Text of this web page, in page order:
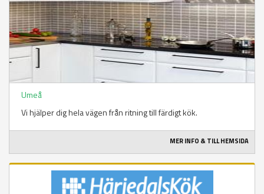
Umeå
Vi hjälper dig hela vägen från ritning till färdigt kök.
MER INFO & TILL HEMSIDA